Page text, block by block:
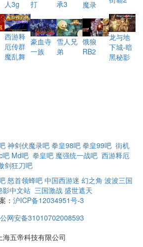
人3g
打
承3
魔录
西游释
厄传群
魔乱舞
豪血寺
一族
雪人兄
弟
饿狼
RB2
龙与地
下城-暗
黑秘影
神剑伏魔录吧 拳皇98吧 拳皇99吧 街机
吧 Md吧 拳皇吧 魔强统一战吧 西游释厄
剑狂刀吧
怒首领蜂吧 中国西游迷 幻之角 波波三国
影中文站 三国激战 盛世遮天
： 沪ICP备12034951号-3
网安备31010702008593
海五帝科技有限公司